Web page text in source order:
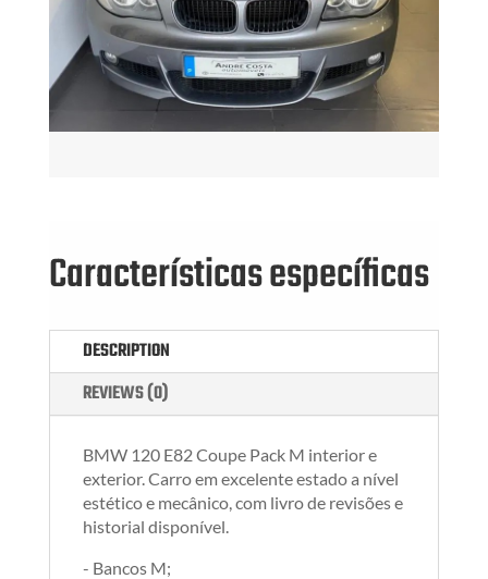
Características específicas
DESCRIPTION
REVIEWS (0)
BMW 120 E82 Coupe Pack M interior e
exterior. Carro em excelente estado a nível
estético e mecânico, com livro de revisões e
historial disponível.
- Bancos M;